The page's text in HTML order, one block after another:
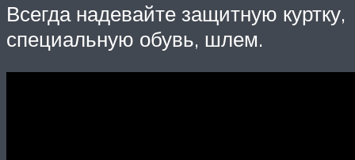
Всегда надевайте защитную куртку,
специальную обувь, шлем.